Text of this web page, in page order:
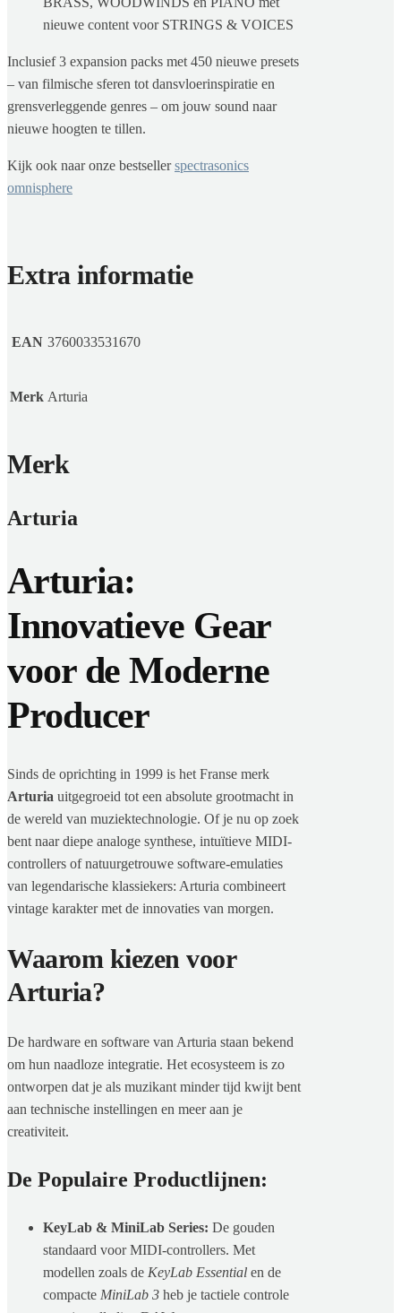
nieuwe content voor STRINGS & VOICES
Inclusief 3 expansion packs met 450 nieuwe presets
– van filmische sferen tot dansvloerinspiratie en
grensverleggende genres – om jouw sound naar
nieuwe hoogten te tillen.
Kijk ook naar onze bestsellerspectrasonics
omnisphere
Extra informatie
EAN 3760033531670
Merk Arturia
Merk
Arturia
Arturia:
Innovatieve Gear
voor de Moderne
Producer
Sinds de oprichting in 1999 is het Franse merk
Arturia uitgegroeid tot een absolute grootmacht in
de wereld van muziektechnologie. Of je nu op zoek
bent naar diepe analoge synthese, intuïtieve MIDI-
controllers of natuurgetrouwe software-emulaties
van legendarische klassiekers: Arturia combineert
vintage karakter met de innovaties van morgen.
Waarom kiezen voor
Arturia?
De hardware en software van Arturia staan bekend
om hun naadloze integratie. Het ecosysteem is zo
ontworpen dat je als muzikant minder tijd kwijt bent
aan technische instellingen en meer aan je
creativiteit.
De Populaire Productlijnen:
KeyLab & MiniLab Series: De gouden
standaard voor MIDI-controllers. Met
modellen zoals de KeyLab Essential en de
compacte MiniLab 3 heb je tactiele controle